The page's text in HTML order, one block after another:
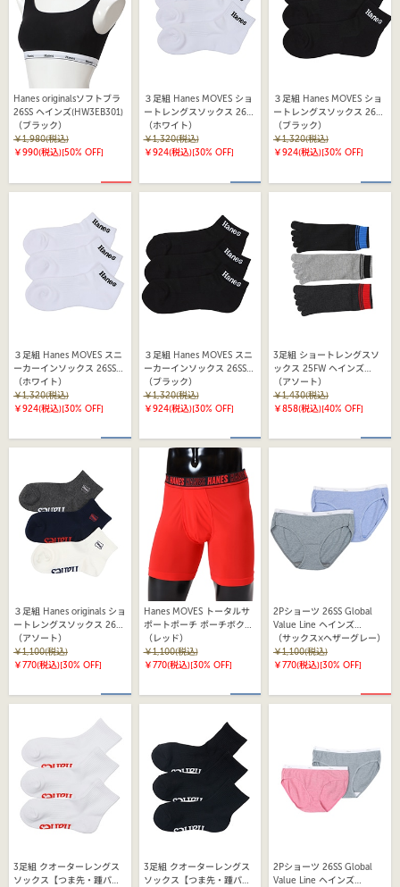
Hanes originalsソフトブラ
26SS ヘインズ(HW3EB301)
（ブラック）
￥1,980(税込)
￥990(税込)[50% OFF]
３足組 Hanes MOVES ショ
ートレングスソックス 26SS
ヘインズ(HMSCD303)
（ホワイト）
￥1,320(税込)
￥924(税込)[30% OFF]
３足組 Hanes MOVES ショ
ートレングスソックス 26SS
ヘインズ(HMSCD303)
（ブラック）
￥1,320(税込)
￥924(税込)[30% OFF]
３足組 Hanes MOVES スニ
ーカーインソックス 26SS
ヘインズ(HMSCD403)
（ホワイト）
￥1,320(税込)
￥924(税込)[30% OFF]
３足組 Hanes MOVES スニ
ーカーインソックス 26SS
ヘインズ(HMSCD403)
（ブラック）
￥1,320(税込)
￥924(税込)[30% OFF]
3足組 ショートレングスソ
ックス 25FW ヘインズ
(HMSCX301)
（アソート）
￥1,430(税込)
￥858(税込)[40% OFF]
３足組 Hanes originals ショ
ートレングスソックス 26SS
ヘインズ(HBSCD301)
（アソート）
￥1,100(税込)
￥770(税込)[30% OFF]
Hanes MOVES トータルサ
ポートポーチ ポーチボクサ
ーブリーフ 26SS ヘインズ
(HM6ED107)
（レッド）
￥1,100(税込)
￥770(税込)[30% OFF]
2Pショーツ 26SS Global
Value Line ヘインズ
（HW6EX702)
（サックス×ヘザーグレー）
￥1,100(税込)
￥770(税込)[30% OFF]
3足組 クオーターレングス
ソックス【つま先・踵パイ
3足組 クオーターレングス
ソックス【つま先・踵パイ
2Pショーツ 26SS Global
Value Line ヘインズ